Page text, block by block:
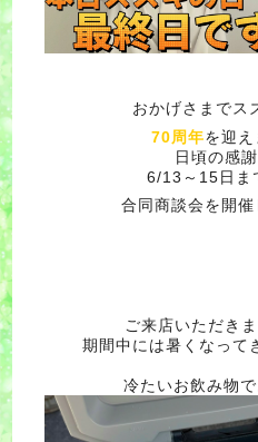
おかげさまでス
70周年を迎え
日頃の感
6/13～15日ま
合同商談会を開
ご来店いただき
期間中には暑くなって
冷たいお飲み物